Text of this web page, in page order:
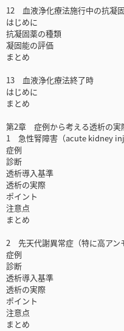
12 血液浄化療法施行中の抗凝
はじめに
抗凝固薬の種類
凝固能の評価
まとめ
13 血液浄化療法終了時
はじめに
まとめ
第2章 症例から考える透析の実
1 急性腎障害（acute kidney
症例
診断
透析導入基準
透析の実際
ポイント
注意点
まとめ
2 先天代謝異常症（特に高アン
症例
診断
透析導入基準
透析の実際
ポイント
注意点
まとめ